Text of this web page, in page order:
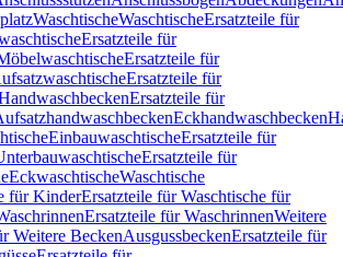
WaschtischeWaschtischeErsatzteile für
Ersatzteile für
Ersatzteile für
Ersatzteile für
Ersatzteile für
Eckhandwaschbecken
EinbauwaschtischeErsatzteile für
Ersatzteile für
EckwaschtischeWaschtische
für KinderErsatzteile für Waschtische für
Ersatzteile für WaschrinnenWeitere
Weitere BeckenAusgussbeckenErsatzteile für